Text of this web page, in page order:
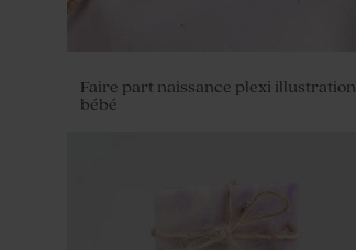
Faire part naissance plexi illustration
bébé